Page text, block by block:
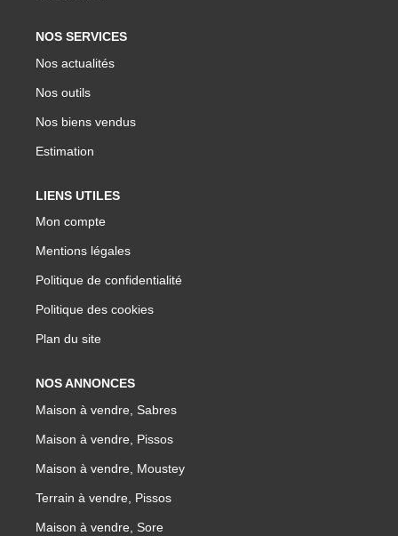
NOS SERVICES
Nos actualités
Nos outils
Nos biens vendus
Estimation
LIENS UTILES
Mon compte
Mentions légales
Politique de confidentialité
Politique des cookies
Plan du site
NOS ANNONCES
Maison à vendre, Sabres
Maison à vendre, Pissos
Maison à vendre, Moustey
Terrain à vendre, Pissos
Maison à vendre, Sore